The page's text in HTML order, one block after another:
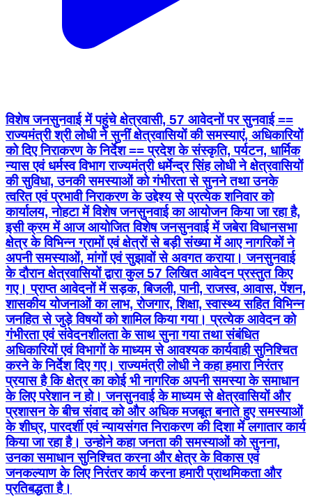
विशेष जनसुनवाई में पहुंचे क्षेत्रवासी, 57 आवेदनों पर सुनवाई ==
राज्यमंत्री श्री लोधी ने सुनीं क्षेत्रवासियों की समस्याएं, अधिकारियों
को दिए निराकरण के निर्देश == प्रदेश के संस्कृति, पर्यटन, धार्मिक
न्यास एवं धर्मस्व विभाग राज्यमंत्री धर्मेन्द्र सिंह लोधी ने क्षेत्रवासियों
की सुविधा, उनकी समस्याओं को गंभीरता से सुनने तथा उनके
त्वरित एवं प्रभावी निराकरण के उद्देश्य से प्रत्येक शनिवार को
कार्यालय, नोहटा में विशेष जनसुनवाई का आयोजन किया जा रहा है,
इसी क्रम में आज आयोजित विशेष जनसुनवाई में जबेरा विधानसभा
क्षेत्र के विभिन्न ग्रामों एवं क्षेत्रों से बड़ी संख्या में आए नागरिकों ने
अपनी समस्याओं, मांगों एवं सुझावों से अवगत कराया। जनसुनवाई
के दौरान क्षेत्रवासियों द्वारा कुल 57 लिखित आवेदन प्रस्तुत किए
गए। प्राप्त आवेदनों में सड़क, बिजली, पानी, राजस्व, आवास, पेंशन,
शासकीय योजनाओं का लाभ, रोजगार, शिक्षा, स्वास्थ्य सहित विभिन्न
जनहित से जुड़े विषयों को शामिल किया गया। प्रत्येक आवेदन को
गंभीरता एवं संवेदनशीलता के साथ सुना गया तथा संबंधित
अधिकारियों एवं विभागों के माध्यम से आवश्यक कार्यवाही सुनिश्चित
करने के निर्देश दिए गए। राज्यमंत्री लोधी ने कहा हमारा निरंतर
प्रयास है कि क्षेत्र का कोई भी नागरिक अपनी समस्या के समाधान
के लिए परेशान न हो। जनसुनवाई के माध्यम से क्षेत्रवासियों और
प्रशासन के बीच संवाद को और अधिक मजबूत बनाते हुए समस्याओं
के शीघ्र, पारदर्शी एवं न्यायसंगत निराकरण की दिशा में लगातार कार्य
किया जा रहा है। उन्होने कहा जनता की समस्याओं को सुनना,
उनका समाधान सुनिश्चित करना और क्षेत्र के विकास एवं
जनकल्याण के लिए निरंतर कार्य करना हमारी प्राथमिकता और
प्रतिबद्धता है।